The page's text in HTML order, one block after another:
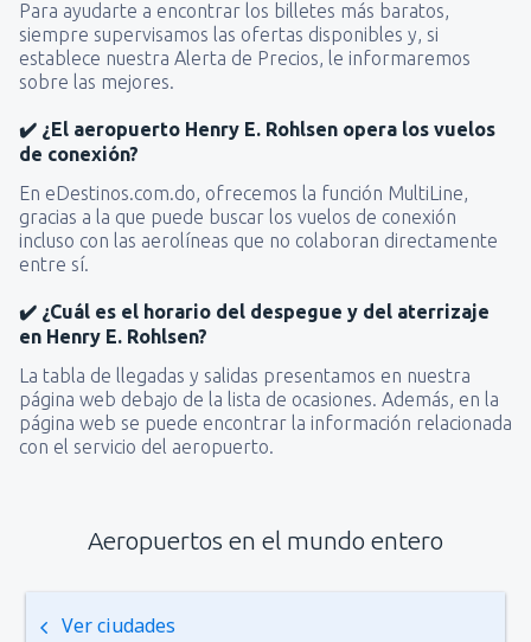
Para ayudarte a encontrar los billetes más baratos,
siempre supervisamos las ofertas disponibles y, si
establece nuestra Alerta de Precios, le informaremos
sobre las mejores.
✔️ ¿El aeropuerto Henry E. Rohlsen opera los vuelos
de conexión?
En eDestinos.com.do, ofrecemos la función MultiLine,
gracias a la que puede buscar los vuelos de conexión
incluso con las aerolíneas que no colaboran directamente
entre sí.
✔️ ¿Cuál es el horario del despegue y del aterrizaje
en Henry E. Rohlsen?
La tabla de llegadas y salidas presentamos en nuestra
página web debajo de la lista de ocasiones. Además, en la
página web se puede encontrar la información relacionada
con el servicio del aeropuerto.
Aeropuertos en el mundo entero
Ver ciudades